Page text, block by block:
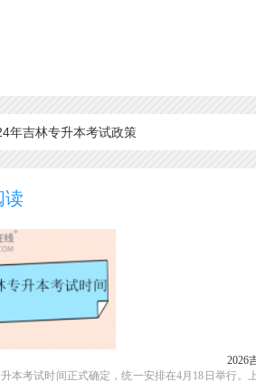
年吉林专升本考试政策
读
2026
本考试时间正式确定，统一安排在4月18日举行